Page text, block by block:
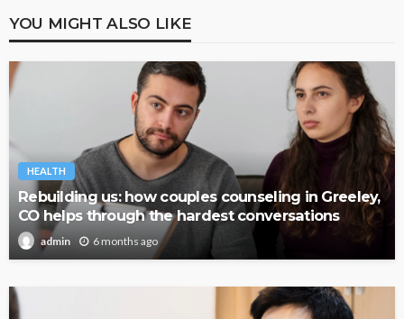
YOU MIGHT ALSO LIKE
HEALTH
Rebuilding us: how couples counseling in Greeley,
CO helps through the hardest conversations
admin 6 months ago